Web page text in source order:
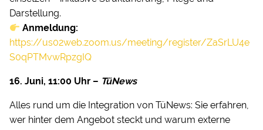
Darstellung.
Anmeldung:
https://us02web.zoom.us/meeting/register/ZaSrLU4e
S0qPTMvwRpzgIQ
16. Juni, 11:00 Uhr – TüNews
Alles rund um die Integration von TüNews: Sie erfahren,
wer hinter dem Angebot steckt und warum externe